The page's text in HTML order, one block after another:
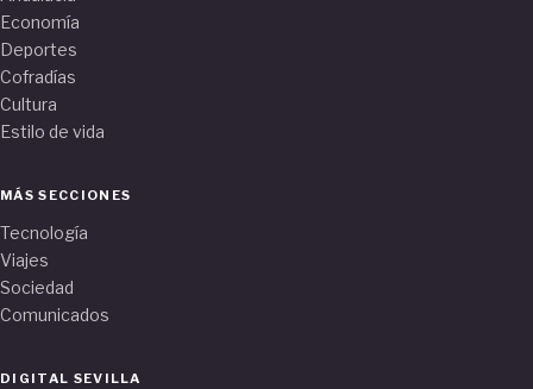
Economía
Deportes
Cofradías
Cultura
Estilo de vida
MÁS SECCIONES
Tecnología
Viajes
Sociedad
Comunicados
DIGITAL SEVILLA